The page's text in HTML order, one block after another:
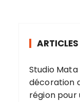
Studio
décoration
région pour